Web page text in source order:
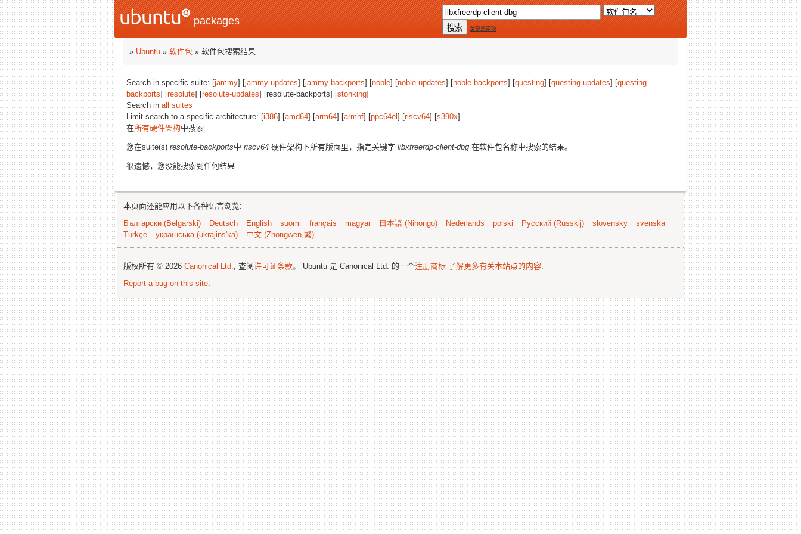
packages
全部搜索项
» Ubuntu » 软件包 » 软件包搜索结果
Search in specific suite: [jammy] [jammy-updates] [jammy-backports] [noble] [noble-updates] [noble-backports] [questing] [questing-updates] [questing-
backports] [resolute] [resolute-updates] [resolute-backports] [stonking]
Search in all suites
Limit search to a specific architecture: [i386] [amd64] [arm64] [armhf] [ppc64el ] [riscv64] [s390x]
在所有硬件架构中搜索
您在suite(s) resolute-backports中 riscv64 硬件架构下所有版面里，指定关键字 libxfreerdp-client-dbg 在软件包名称中搜索的结果。
很遗憾，您没能搜索到任何结果
本页面还能应用以下各种语言浏览:
Български (Bəlgarski)
Deutsch English suomi français magyar 日本語 (Nihongo) Nederlands polski Русский (Russkij) slovensky
svenska
Türkçe
українська (ukrajins'ka) 中文 (Zhongwen,繁)
版权所有 © 2026 Canonical Ltd.; 查阅许可证条款。 Ubuntu 是 Canonical Ltd. 的一个注册商标 了解更多有关本站点的内容.
Report a bug on this site.